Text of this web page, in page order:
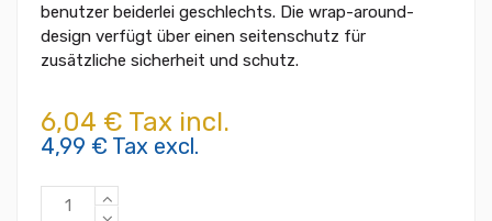
benutzer beiderlei geschlechts. Die wrap-around-
design verfügt über einen seitenschutz für
zusätzliche sicherheit und schutz.
6,04 € Tax incl.
4,99 € Tax excl.